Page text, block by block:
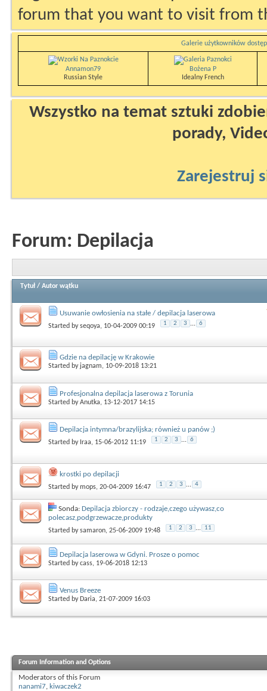
forum that you want to visit from
Galerie użytkowników
Annamon79
Russian Style
Bożena P
Idealny French
Wszystko na temat sztuki
porady,
Zarejestruj
Forum: Depilacja
Tytuł / Autor wątku
Usuwanie owłosienia na stałe / depilacja laserowa
Started byseqoya, 10-04-2009 00:19 1 2 3 ... 6
Gdzie na depilację w Krakowie
Started by jagnam, 10-09-2018 13:21
Profesjonalna depilacja laserowa z Torunia
Started byAnutka, 13-12-2017 14:15
Depilacja intymna/brazylijska; również u panów ;)
Started by Iraa, 15-06-2012 11:19 1 2 3 ... 6
krostki po depilacji
Started bymops, 20-04-2009 16:47 1 2 3 ... 4
Sonda: Depilacja zbiorczy - rodzaje,czego używasz,co
polecasz,podgrzewacze,produkty
Started bysamaron, 25-06-2009 19:48 1 2 3 ... 11
Depilacja laserowa w Gdyni. Prosze o pomoc
Started bycass, 19-06-2018 12:13
Venus Breeze
Started by Daria, 21-07-2009 16:03
Forum Information and Options
Moderators of this Forum
nanami7, kiwaczek2